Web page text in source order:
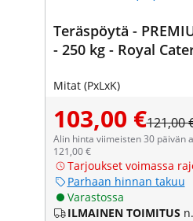
Teräspöytä -
- 250 kg - Royal
Mitat (PxLxK)
103,00 €121,00
Alin hinta viimeisten 30 päivän
121,00 €
Tarjoukset voimassa
Parhaan hinnan takuu
Varastossa
ILMAINEN TOIMITUS